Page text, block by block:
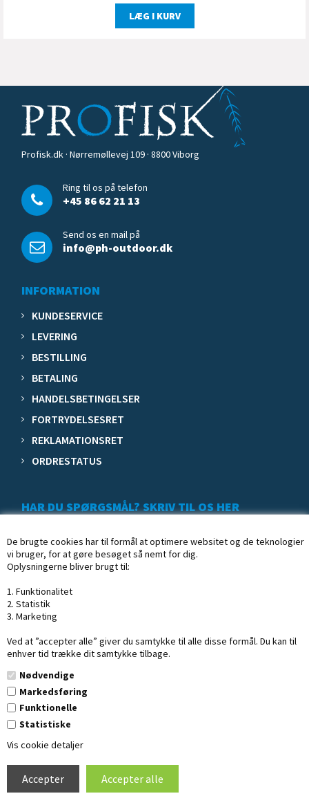
De brugte cookies har til formål at optimere websitet og de teknologier
vi bruger, for at gøre besøget så nemt for dig.
Oplysningerne bliver brugt til:
1. Funktionalitet
2. Statistik
3. Marketing
Ved at ”accepter alle” giver du samtykke til alle disse formål. Du kan til
enhver tid trække dit samtykke tilbage.
Nødvendige
Markedsføring
Funktionelle
Statistiske
Vis cookie detaljer
LÆG I KURV
Profisk.dk · Nørremøllevej 109 · 8800 Viborg
Ring til os på telefon
+45 86 62 21 13
Send os en mail på
info@ph-outdoor.dk
INFORMATION
KUNDESERVICE
LEVERING
BESTILLING
BETALING
HANDELSBETINGELSER
FORTRYDELSESRET
REKLAMATIONSRET
ORDRESTATUS
HAR DU SPØRGSMÅL? SKRIV TIL OS HER
Design af Dandodesign